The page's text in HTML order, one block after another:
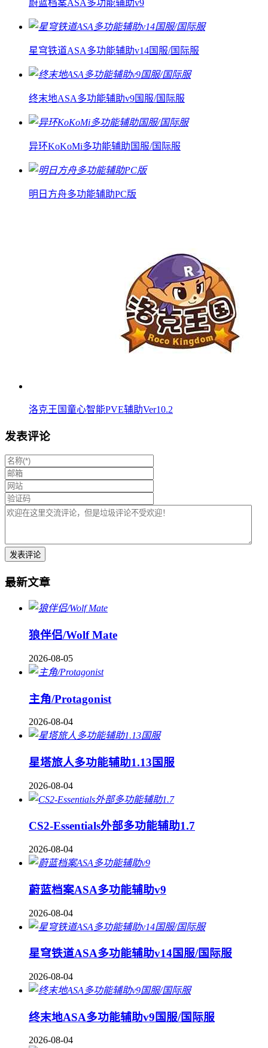
蔚蓝档案ASA多功能辅助v9
星穹铁道ASA多功能辅助v14国服/国际服
终末地ASA多功能辅助v9国服/国际服
异环KoKoMi多功能辅助国服/国际服
明日方舟多功能辅助PC版
洛克王国童心智能PVE辅助Ver10.2
发表评论
最新文章
狼伴侣/Wolf Mate
2026-08-05
主角/Protagonist
2026-08-04
星塔旅人多功能辅助1.13国服
2026-08-04
CS2-Essentials外部多功能辅助1.7
2026-08-04
蔚蓝档案ASA多功能辅助v9
2026-08-04
星穹铁道ASA多功能辅助v14国服/国际服
2026-08-04
终末地ASA多功能辅助v9国服/国际服
2026-08-04